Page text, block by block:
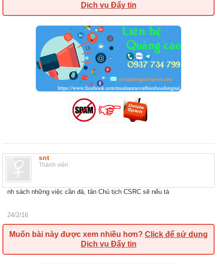
Dịch vụ Đẩy tin
snt
Thành viên
nh sách những việc cần đả, tân Chủ tịch CSRC sẽ nếu tá
24/2/16
Muốn bài này được xem nhiều hơn? Click để sử dụng
Dịch vụ Đẩy tin